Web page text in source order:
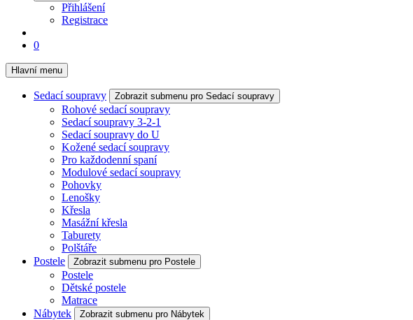
Přihlášení
Registrace
0
Hlavní menu
Sedací soupravy Zobrazit submenu pro Sedací soupravy
Rohové sedací soupravy
Sedací soupravy 3-2-1
Sedací soupravy do U
Kožené sedací soupravy
Pro každodenní spaní
Modulové sedací soupravy
Pohovky
Lenošky
Křesla
Masážní křesla
Taburety
Polštáře
Postele
Zobrazit submenu pro Postele
Postele
Dětské postele
Matrace
Nábytek
Zobrazit submenu pro Nábytek